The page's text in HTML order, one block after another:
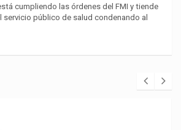
cumpliendo las órdenes del FMI y tiende
servicio público de salud condenando al